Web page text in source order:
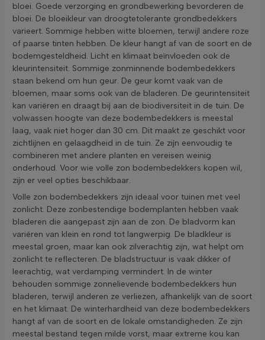
bloei. Goede verzorging en grondbewerking bevorderen de
bloei. De bloeikleur van droogtetolerante grondbedekkers
varieert. Sommige hebben witte bloemen, terwijl andere roze
of paarse tinten hebben. De kleur hangt af van de soort en de
bodemgesteldheid. Licht en klimaat beïnvloeden ook de
kleurintensiteit. Sommige zonminnende bodembedekkers
staan bekend om hun geur. De geur komt vaak van de
bloemen, maar soms ook van de bladeren. De geurintensiteit
kan variëren en draagt bij aan de biodiversiteit in de tuin. De
volwassen hoogte van deze bodembedekkers is meestal
laag, vaak niet hoger dan 30 cm. Dit maakt ze geschikt voor
zichtlijnen en gelaagdheid in de tuin. Ze zijn eenvoudig te
combineren met andere planten en vereisen weinig
onderhoud. Voor wie volle zon bodembedekkers kopen wil,
zijn er veel opties beschikbaar.
Volle zon bodembedekkers zijn ideaal voor tuinen met veel
zonlicht. Deze zonbestendige bodemplanten hebben vaak
bladeren die aangepast zijn aan de zon. De bladvorm kan
variëren van klein en rond tot langwerpig. De bladkleur is
meestal groen, maar kan ook zilverachtig zijn, wat helpt om
zonlicht te reflecteren. De bladstructuur is vaak dikker of
leerachtig, wat verdamping vermindert. In de winter
behouden sommige zonnelievende bodembedekkers hun
bladeren, terwijl anderen ze verliezen, afhankelijk van de soort
en het klimaat. De winterhardheid van deze bodembedekkers
hangt af van de soort en de lokale omstandigheden. Ze zijn
meestal bestand tegen milde vorst, maar extreme kou kan